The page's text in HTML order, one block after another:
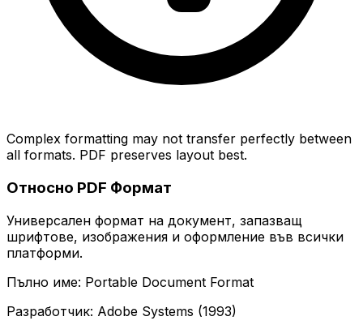
Complex formatting may not transfer perfectly between
all formats. PDF preserves layout best.
Относно PDF Формат
Универсален формат на документ, запазващ
шрифтове, изображения и оформление във всички
платформи.
Пълно име: Portable Document Format
Разработчик: Adobe Systems (1993)